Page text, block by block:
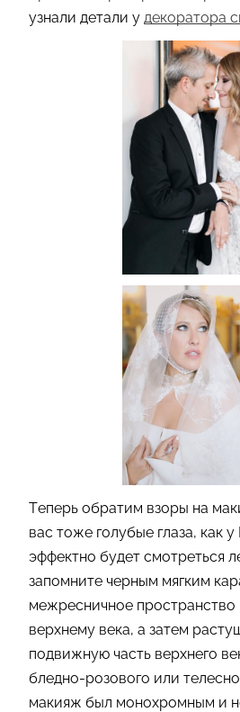
узнали детали у декоратора
Теперь обратим взоры на
вас тоже голубые глаза, как
эффектно будет смотреться
запомните черным мягким
межресничное
верхнему века, а затем
подвижную часть верхнего
бледно-розового или
макияж был монохромным и